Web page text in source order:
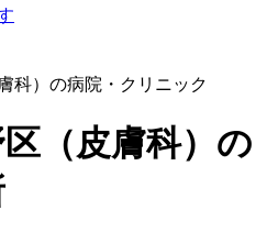
科）の病院・クリニック
（皮膚科） の